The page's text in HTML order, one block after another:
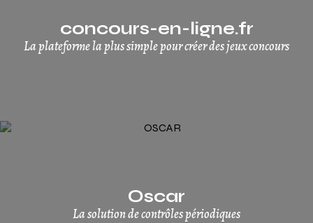
concours-en-ligne.fr
La plateforme la plus simple pour créer des jeux concours
Oscar
La solution de contrôles périodiques